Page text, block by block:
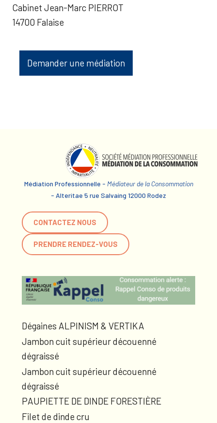
Cabinet Jean-Marc PIERROT
14700 Falaise
Demander une médiation
Médiation Professionnelle - Médiateur de la Consommation
- Alteritae 5 rue Salvaing 12000 Rodez
CONTACTEZ NOUS
PRENDRE RENDEZ-VOUS
Dégaines ALPINISM & VERTIKA
Jambon cuit supérieur découenné
dégraissé
Jambon cuit supérieur découenné
dégraissé
PAUPIETTE DE DINDE FORESTIÈRE
Filet de dinde cru